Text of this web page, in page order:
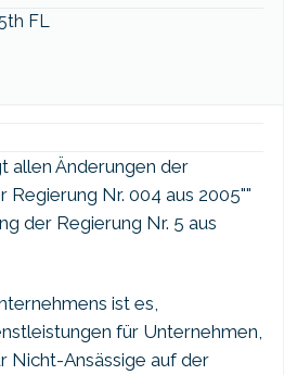
FL
allen Änderungen der
Regierung Nr. 004 aus 2005""
der Regierung Nr. 5 aus
ist es,
für Unternehmen,
Nicht-Ansässige auf der